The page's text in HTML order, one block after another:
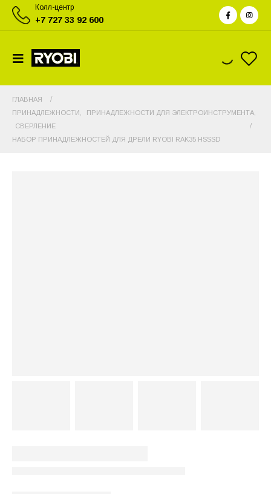
Колл-центр
+7 727 33 92 600
ГЛАВНАЯ
ПРИНАДЛЕЖНОСТИ
ПРИНАДЛЕЖНОСТИ ДЛЯ ЭЛЕКТРОИНСТРУМЕНТА
СВЕРЛЕНИЕ
НАБОР ПРИНАДЛЕЖНОСТЕЙ ДЛЯ ДРЕЛИ RYOBI RAK35 HSSSD